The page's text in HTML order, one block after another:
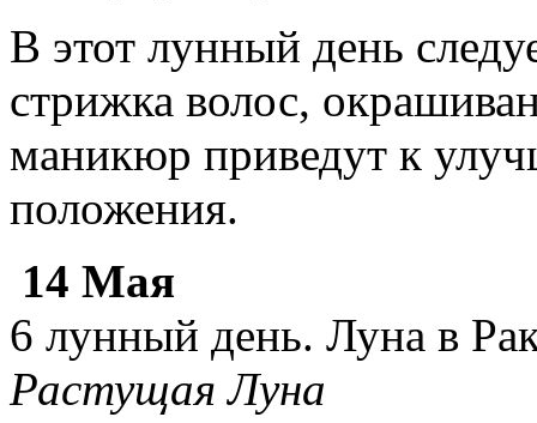
В этот лунный день
стрижка волос,
маникюр приведут к
положения.
14 Мая
6 лунный день. Луна в
Растущая Луна